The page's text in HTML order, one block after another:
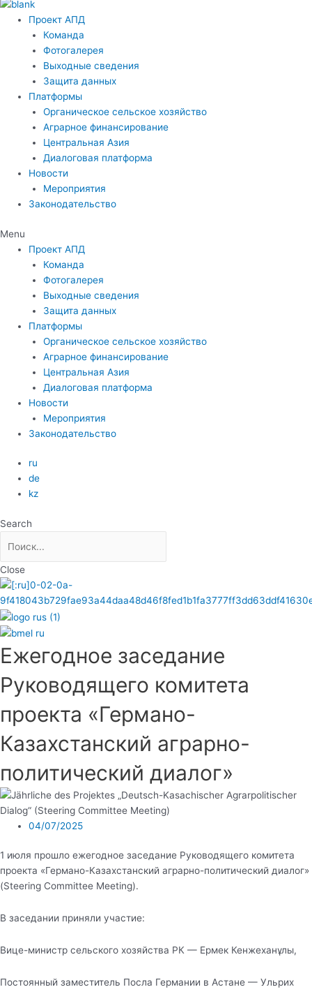
Проект АПД
Команда
Фотогалерея
Выходные сведения
Защита данных
Платформы
Органическое сельское хозяйство
Аграрное финансирование
Центральная Азия
Диалоговая платформа
Новости
Мероприятия
Законодательство
Menu
Проект АПД
Команда
Фотогалерея
Выходные сведения
Защита данных
Платформы
Органическое сельское хозяйство
Аграрное финансирование
Центральная Азия
Диалоговая платформа
Новости
Мероприятия
Законодательство
ru
de
kz
Search
Close
Ежегодное заседание
Руководящего комитета
проекта «Германо-
Казахстанский аграрно-
политический диалог»
04/07/2025
1 июля прошло ежегодное заседание Руководящего комитета
проекта «Германо-Казахстанский аграрно-политический диалог»
(Steering Committee Meeting).
В заседании приняли участие:
Вице-министр сельского хозяйства РК — Ермек Кенжеханұлы,
Постоянный заместитель Посла Германии в Астане — Ульрих